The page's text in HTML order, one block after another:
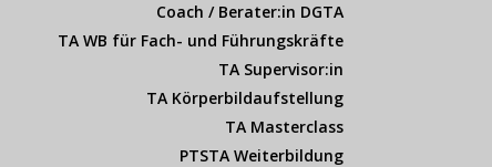
Coach / Berater:in DGTA
TA WB für Fach- und Führungskräfte
TA Supervisor:in
TA Körperbildaufstellung
TA Masterclass
PTSTA Weiterbildung